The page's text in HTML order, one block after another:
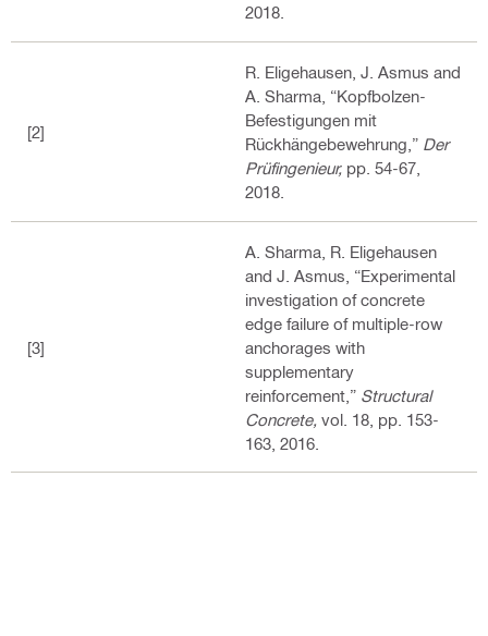
2018.
[2]
R. Eligehausen, J. Asmus and
A. Sharma, “Kopfbolzen-
Befestigungen mit
Rückhängebewehrung,” Der
Prüfingenieur, pp. 54-67,
2018.
[3]
A. Sharma, R. Eligehausen
and J. Asmus, “Experimental
investigation of concrete
edge failure of multiple-row
anchorages with
supplementary
reinforcement,” Structural
Concrete, vol. 18, pp. 153-
163, 2016.